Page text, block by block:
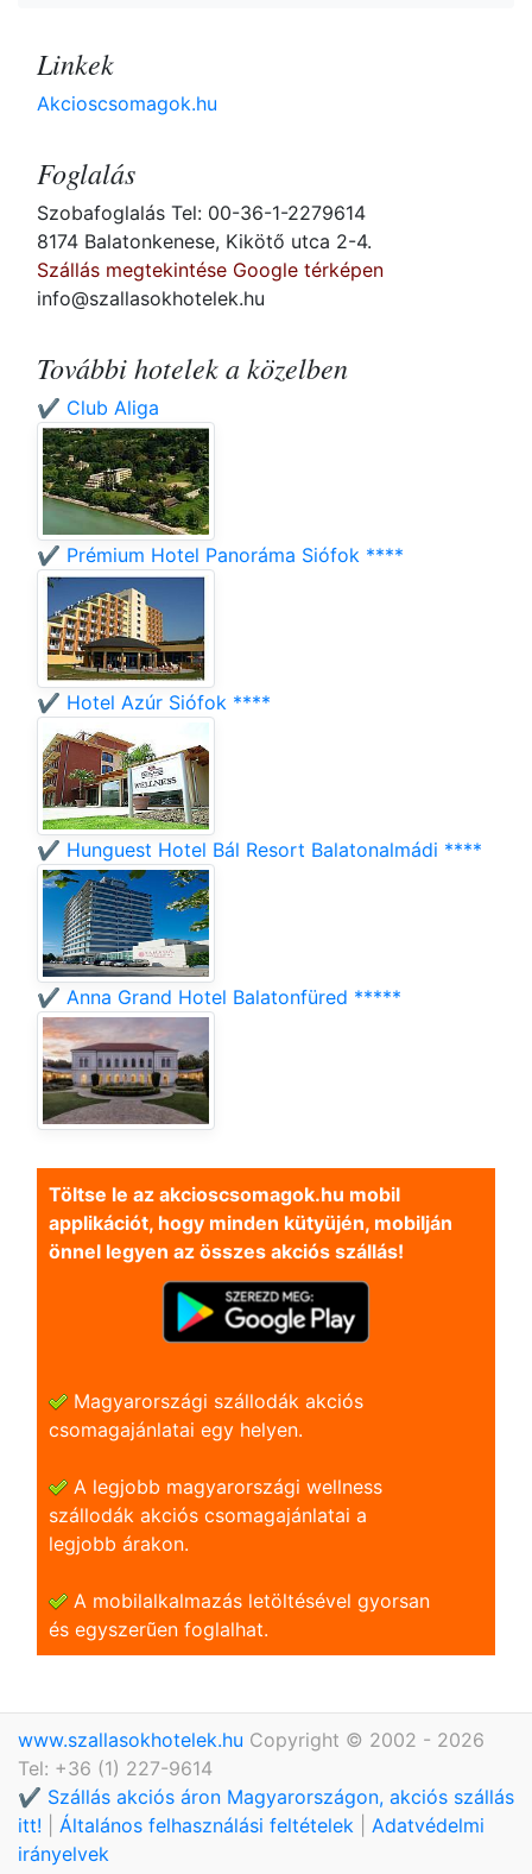
Linkek
Akcioscsomagok.hu
Foglalás
Szobafoglalás Tel: 00-36-1-2279614
8174 Balatonkenese, Kikötő utca 2-4.
Szállás megtekintése Google térképen
info@szallasokhotelek.hu
További hotelek a közelben
✔️ Club Aliga
✔️ Prémium Hotel Panoráma Siófok ****
✔️ Hotel Azúr Siófok ****
✔️ Hunguest Hotel Bál Resort Balatonalmádi ****
✔️ Anna Grand Hotel Balatonfüred *****
Töltse le az akcioscsomagok.hu mobil
applikációt, hogy minden kütyüjén, mobilján
önnel legyen az összes akciós szállás!
Magyarországi szállodák akciós
csomagajánlatai egy helyen.
A legjobb magyarországi wellness
szállodák akciós csomagajánlatai a
legjobb árakon.
A mobilalkalmazás letöltésével gyorsan
és egyszerũen foglalhat.
www.szallasokhotelek.hu Copyright © 2002 - 2026
Tel: +36 (1) 227-9614
✔️ Szállás akciós áron Magyarországon, akciós szállás
itt!
Általános felhasználási feltételek
Adatvédelmi
irányelvek